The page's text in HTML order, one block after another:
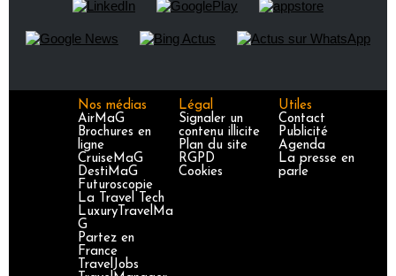
Nos médias
AirMaG
Brochures en
ligne
CruiseMaG
DestiMaG
Futuroscopie
La Travel Tech
LuxuryTravelMa
G
Partez en
France
TravelJobs
Légal
Signaler un
contenu illicite
Plan du site
RGPD
Cookies
Utiles
Contact
Publicité
Agenda
La presse en
parle